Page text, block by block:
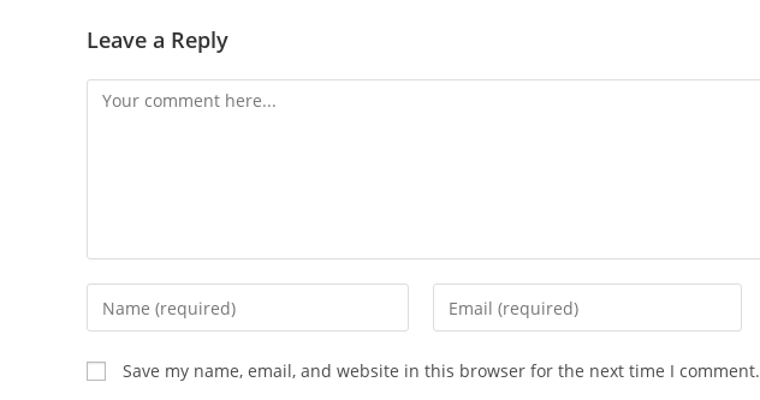
Leave a Reply
Comment
Enter
your
name
or
Enter
your
Save my name, email, and website in this browser for the next time I comment.